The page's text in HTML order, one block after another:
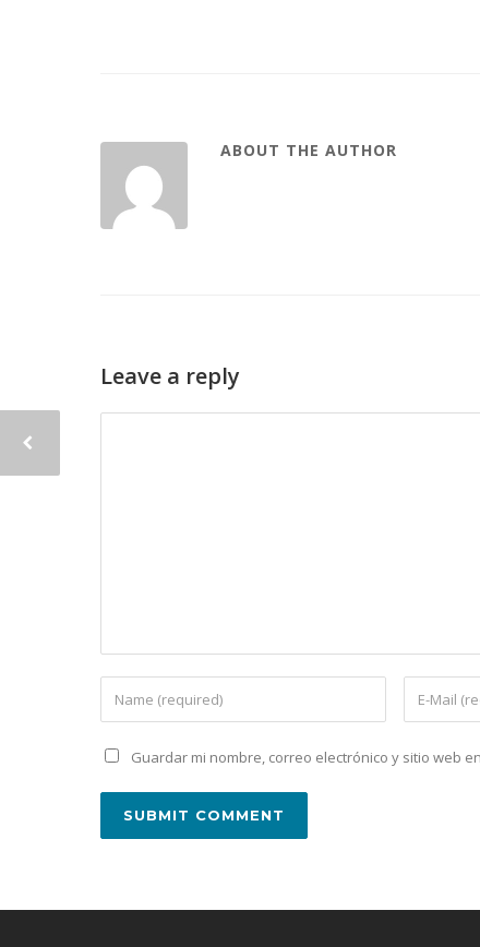
ABOUT THE AUTHOR
Leave a reply
Guardar mi nombre, correo electrónico y sitio web